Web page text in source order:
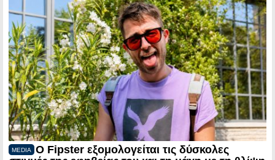
MEDIA
Ο Fipster εξομολογείται τις δύσκολες